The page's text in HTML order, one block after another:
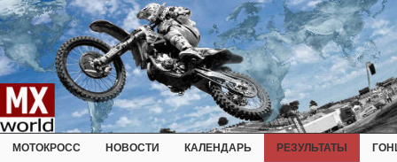
МОТОКРОСС НОВОСТИ КАЛЕНДАРЬ РЕЗУЛЬТАТЫ